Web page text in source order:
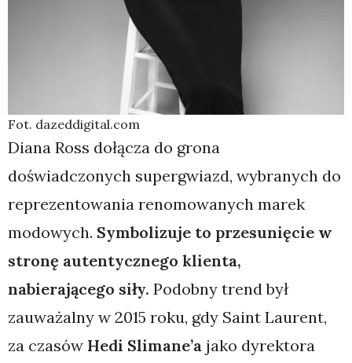
Fot. dazeddigital.com
Diana Ross dołącza do grona
doświadczonych supergwiazd, wybranych do
reprezentowania renomowanych marek
modowych. Symbolizuje to przesunięcie w
stronę autentycznego klienta,
nabierającego siły. Podobny trend był
zauważalny w 2015 roku, gdy Saint Laurent,
za czasów Hedi Slimane’a jako dyrektora